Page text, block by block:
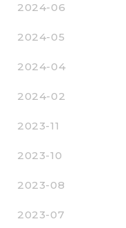
2024-06
2024-05
2024-04
2024-02
2023-11
2023-10
2023-08
2023-07